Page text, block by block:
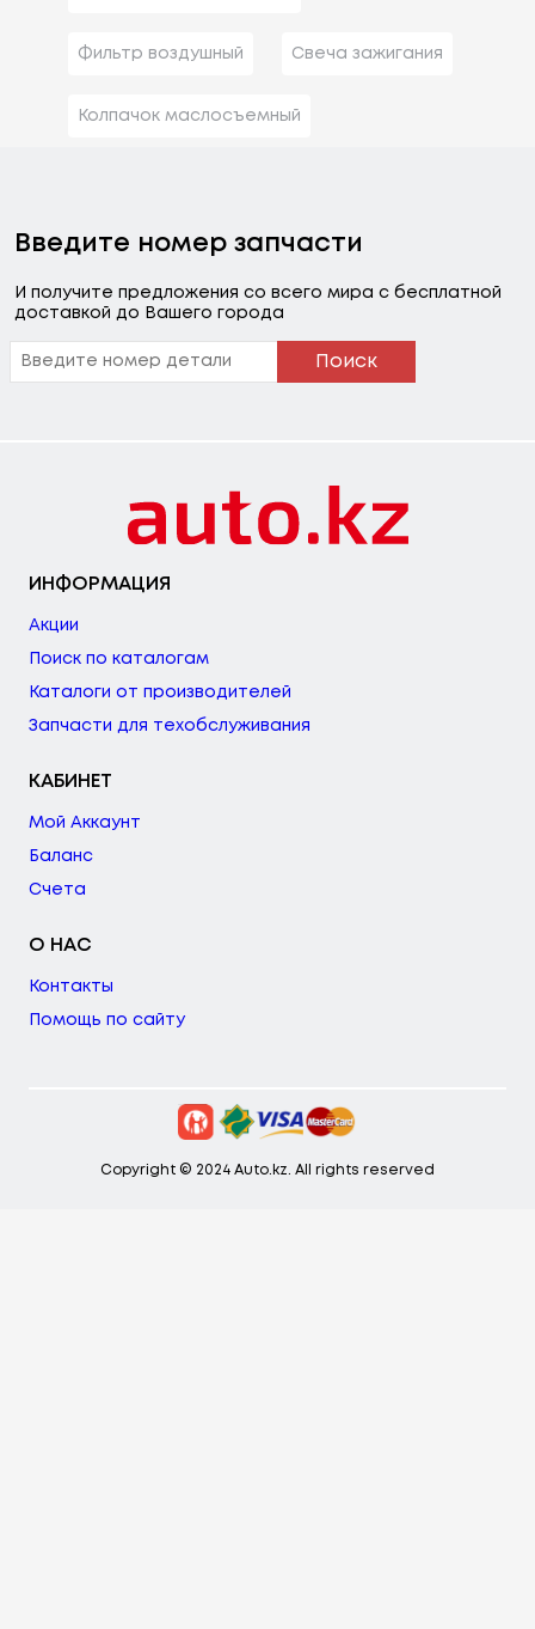
Фильтр воздушный Свеча зажигания
Колпачок маслосъемный
Введите номер запчасти
И получите предложения со всего мира с бесплатной
доставкой до Вашего города
Поиск
ИНФОРМАЦИЯ
Акции
Поиск по каталогам
Каталоги от производителей
Запчасти для техобслуживания
КАБИНЕТ
Мой Аккаунт
Баланс
Счета
О НАС
Контакты
Помощь по сайту
Copyright © 2024 Auto.kz. All rights reserved